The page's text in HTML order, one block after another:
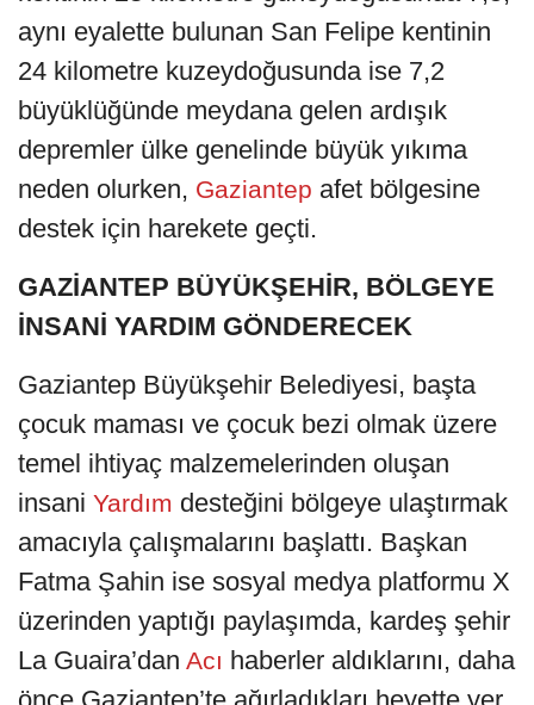
aynı eyalette bulunan San Felipe kentinin
24 kilometre kuzeydoğusunda ise 7,2
büyüklüğünde meydana gelen ardışık
depremler ülke genelinde büyük yıkıma
neden olurken, Gaziantep afet bölgesine
destek için harekete geçti.
GAZİANTEP BÜYÜKŞEHİR, BÖLGEYE
İNSANİ YARDIM GÖNDERECEK
Gaziantep Büyükşehir Belediyesi, başta
çocuk maması ve çocuk bezi olmak üzere
temel ihtiyaç malzemelerinden oluşan
insani Yardım desteğini bölgeye ulaştırmak
amacıyla çalışmalarını başlattı. Başkan
Fatma Şahin ise sosyal medya platformu X
üzerinden yaptığı paylaşımda, kardeş şehir
La Guaira’dan Acı haberler aldıklarını, daha